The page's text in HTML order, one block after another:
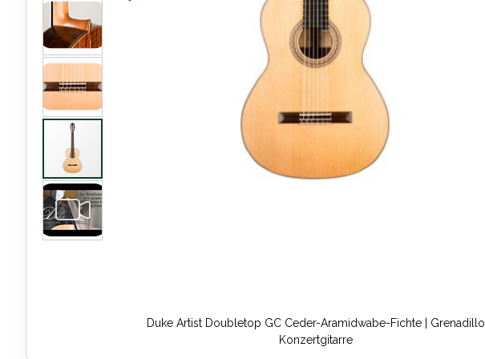
Duke Artist Doubletop GC Ceder-Aramidwabe-Fichte | Grenadillo
Konzertgitarre